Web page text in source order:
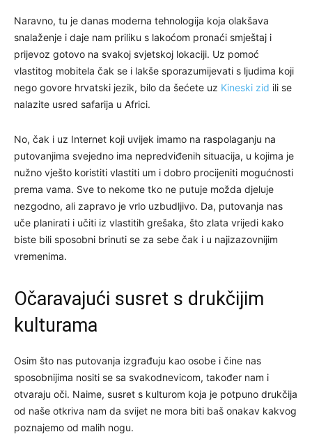
Naravno, tu je danas moderna tehnologija koja olakšava
snalaženje i daje nam priliku s lakoćom pronaći smještaj i
prijevoz gotovo na svakoj svjetskoj lokaciji. Uz pomoć
vlastitog mobitela čak se i lakše sporazumijevati s ljudima koji
nego govore hrvatski jezik, bilo da šećete uz Kineski zid ili se
nalazite usred safarija u Africi.
No, čak i uz Internet koji uvijek imamo na raspolaganju na
putovanjima svejedno ima nepredviđenih situacija, u kojima je
nužno vješto koristiti vlastiti um i dobro procijeniti mogućnosti
prema vama. Sve to nekome tko ne putuje možda djeluje
nezgodno, ali zapravo je vrlo uzbudljivo. Da, putovanja nas
uče planirati i učiti iz vlastitih grešaka, što zlata vrijedi kako
biste bili sposobni brinuti se za sebe čak i u najizazovnijim
vremenima.
Očaravajući susret s drukčijim
kulturama
Osim što nas putovanja izgrađuju kao osobe i čine nas
sposobnijima nositi se sa svakodnevicom, također nam i
otvaraju oči. Naime, susret s kulturom koja je potpuno drukčija
od naše otkriva nam da svijet ne mora biti baš onakav kakvog
poznajemo od malih nogu.